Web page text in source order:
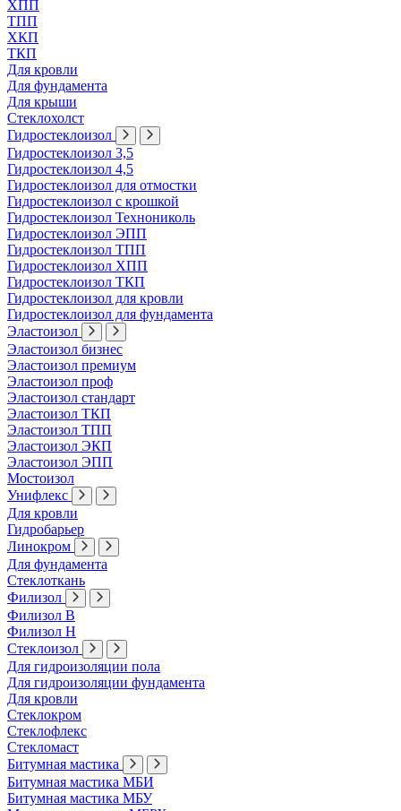
ХПП
ТПП
ХКП
ТКП
Для кровли
Для фундамента
Для крыши
Стеклохолст
Гидростеклоизол
Гидростеклоизол 3,5
Гидростеклоизол 4,5
Гидростеклоизол для отмостки
Гидростеклоизол с крошкой
Гидростеклоизол Технониколь
Гидростеклоизол ЭПП
Гидростеклоизол ТПП
Гидростеклоизол ХПП
Гидростеклоизол ТКП
Гидростеклоизол для кровли
Гидростеклоизол для фундамента
Эластоизол
Эластоизол бизнес
Эластоизол премиум
Эластоизол проф
Эластоизол стандарт
Эластоизол ТКП
Эластоизол ТПП
Эластоизол ЭКП
Эластоизол ЭПП
Мостоизол
Унифлекс
Для кровли
Гидробарьер
Линокром
Для фундамента
Стеклоткань
Филизол
Филизол В
Филизол Н
Стеклоизол
Для гидроизоляции пола
Для гидроизоляции фундамента
Для кровли
Стеклокром
Стеклофлекс
Стекломаст
Битумная мастика
Битумная мастика МБИ
Битумная мастика МБУ